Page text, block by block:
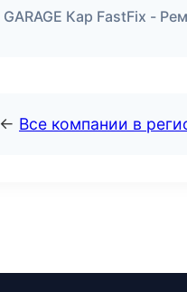
GARAGE Кар FastFix -
← Все компании в